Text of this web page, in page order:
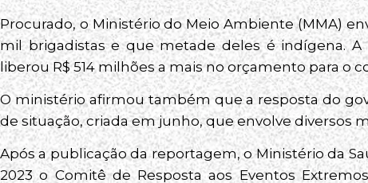
Procurado, o Ministério do Meio Ambiente (MMA)
mil brigadistas e que metade deles é indígena.
liberou R$ 514 milhões a mais no orçamento para o
O ministério afirmou também que a resposta do
de situação, criada em junho, que envolve diversos
Após a publicação da reportagem, o Ministério da
2023 o Comitê de Resposta aos Eventos